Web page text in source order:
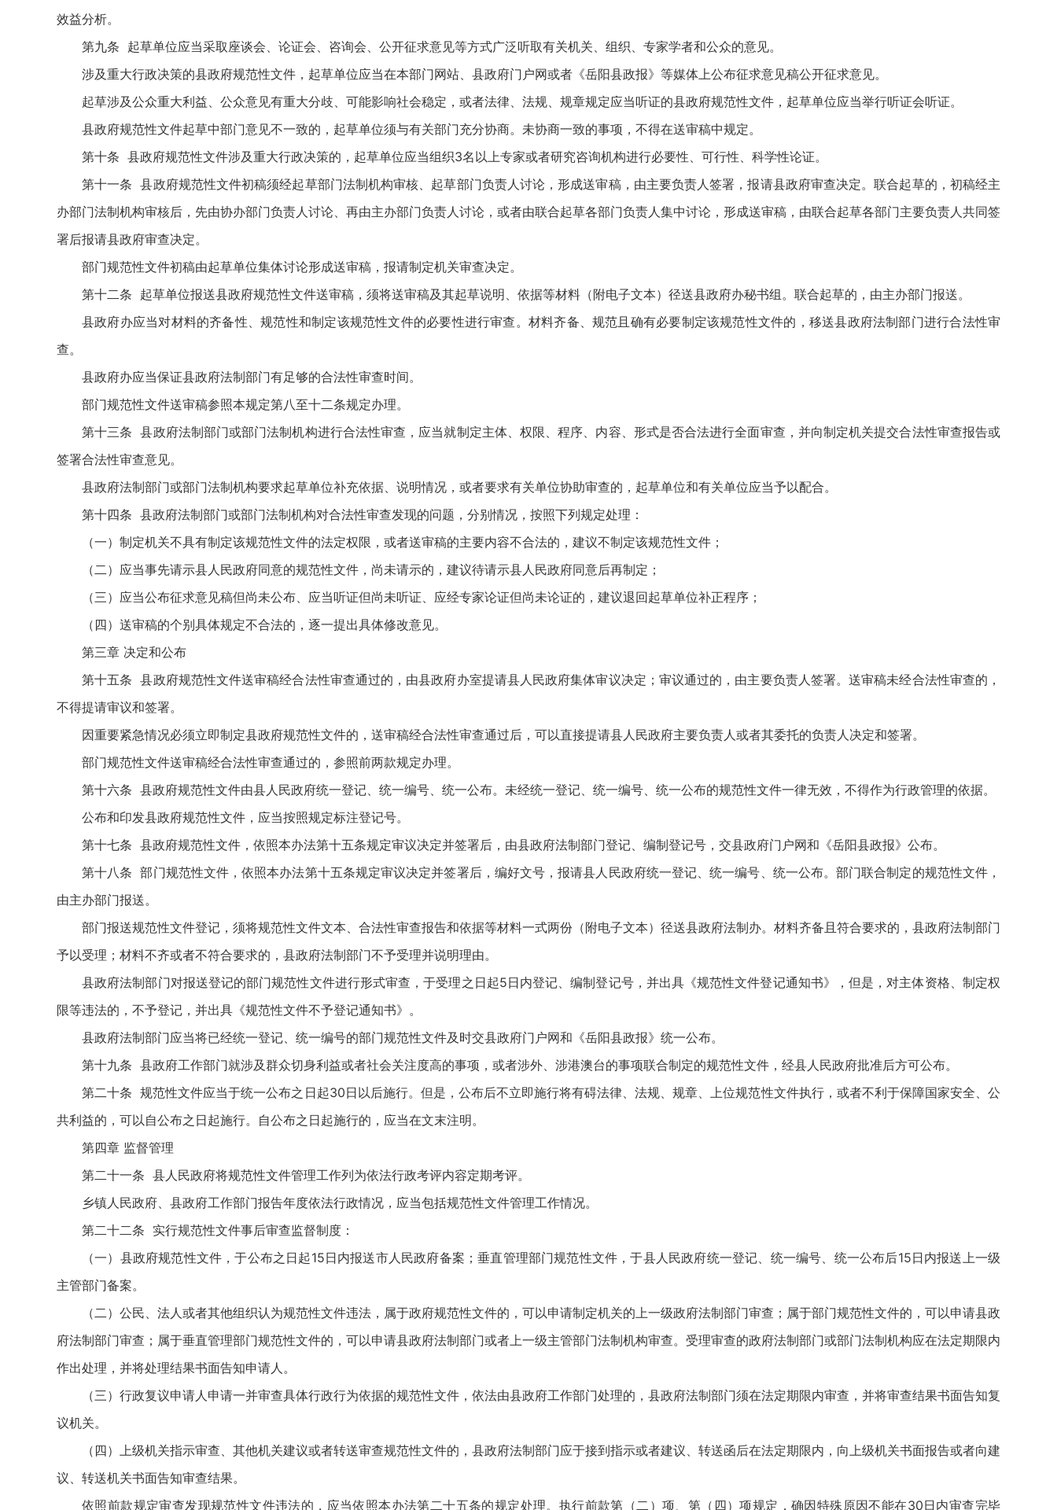
效益分析。
第九条 起草单位应当采取座谈会、论证会、咨询会、公开征求意见等方式广泛听取有关机关、组织、专家学者和公众的意见。
涉及重大行政决策的县政府规范性文件，起草单位应当在本部门网站、县政府门户网或者《岳阳县政报》等媒体上公布征求意见稿公开征求意见。
起草涉及公众重大利益、公众意见有重大分歧、可能影响社会稳定，或者法律、法规、规章规定应当听证的县政府规范性文件，起草单位应当举行听证会听证。
县政府规范性文件起草中部门意见不一致的，起草单位须与有关部门充分协商。未协商一致的事项，不得在送审稿中规定。
第十条 县政府规范性文件涉及重大行政决策的，起草单位应当组织3名以上专家或者研究咨询机构进行必要性、可行性、科学性论证。
第十一条 县政府规范性文件初稿须经起草部门法制机构审核、起草部门负责人讨论，形成送审稿，由主要负责人签署，报请县政府审查决定。联合起草的，初稿经主
办部门法制机构审核后，先由协办部门负责人讨论、再由主办部门负责人讨论，或者由联合起草各部门负责人集中讨论，形成送审稿，由联合起草各部门主要负责人共同签
署后报请县政府审查决定。
部门规范性文件初稿由起草单位集体讨论形成送审稿，报请制定机关审查决定。
第十二条 起草单位报送县政府规范性文件送审稿，须将送审稿及其起草说明、依据等材料（附电子文本）径送县政府办秘书组。联合起草的，由主办部门报送。
县政府办应当对材料的齐备性、规范性和制定该规范性文件的必要性进行审查。材料齐备、规范且确有必要制定该规范性文件的，移送县政府法制部门进行合法性审
查。
县政府办应当保证县政府法制部门有足够的合法性审查时间。
部门规范性文件送审稿参照本规定第八至十二条规定办理。
第十三条 县政府法制部门或部门法制机构进行合法性审查，应当就制定主体、权限、程序、内容、形式是否合法进行全面审查，并向制定机关提交合法性审查报告或
签署合法性审查意见。
县政府法制部门或部门法制机构要求起草单位补充依据、说明情况，或者要求有关单位协助审查的，起草单位和有关单位应当予以配合。
第十四条 县政府法制部门或部门法制机构对合法性审查发现的问题，分别情况，按照下列规定处理：
（一）制定机关不具有制定该规范性文件的法定权限，或者送审稿的主要内容不合法的，建议不制定该规范性文件；
（二）应当事先请示县人民政府同意的规范性文件，尚未请示的，建议待请示县人民政府同意后再制定；
（三）应当公布征求意见稿但尚未公布、应当听证但尚未听证、应经专家论证但尚未论证的，建议退回起草单位补正程序；
（四）送审稿的个别具体规定不合法的，逐一提出具体修改意见。
第三章 决定和公布
第十五条 县政府规范性文件送审稿经合法性审查通过的，由县政府办室提请县人民政府集体审议决定；审议通过的，由主要负责人签署。送审稿未经合法性审查的，
不得提请审议和签署。
因重要紧急情况必须立即制定县政府规范性文件的，送审稿经合法性审查通过后，可以直接提请县人民政府主要负责人或者其委托的负责人决定和签署。
部门规范性文件送审稿经合法性审查通过的，参照前两款规定办理。
第十六条 县政府规范性文件由县人民政府统一登记、统一编号、统一公布。未经统一登记、统一编号、统一公布的规范性文件一律无效，不得作为行政管理的依据。
公布和印发县政府规范性文件，应当按照规定标注登记号。
第十七条 县政府规范性文件，依照本办法第十五条规定审议决定并签署后，由县政府法制部门登记、编制登记号，交县政府门户网和《岳阳县政报》公布。
第十八条 部门规范性文件，依照本办法第十五条规定审议决定并签署后，编好文号，报请县人民政府统一登记、统一编号、统一公布。部门联合制定的规范性文件，
由主办部门报送。
部门报送规范性文件登记，须将规范性文件文本、合法性审查报告和依据等材料一式两份（附电子文本）径送县政府法制办。材料齐备且符合要求的，县政府法制部门
予以受理；材料不齐或者不符合要求的，县政府法制部门不予受理并说明理由。
县政府法制部门对报送登记的部门规范性文件进行形式审查，于受理之日起5日内登记、编制登记号，并出具《规范性文件登记通知书》，但是，对主体资格、制定权
限等违法的，不予登记，并出具《规范性文件不予登记通知书》。
县政府法制部门应当将已经统一登记、统一编号的部门规范性文件及时交县政府门户网和《岳阳县政报》统一公布。
第十九条 县政府工作部门就涉及群众切身利益或者社会关注度高的事项，或者涉外、涉港澳台的事项联合制定的规范性文件，经县人民政府批准后方可公布。
第二十条 规范性文件应当于统一公布之日起30日以后施行。但是，公布后不立即施行将有碍法律、法规、规章、上位规范性文件执行，或者不利于保障国家安全、公
共利益的，可以自公布之日起施行。自公布之日起施行的，应当在文末注明。
第四章 监督管理
第二十一条 县人民政府将规范性文件管理工作列为依法行政考评内容定期考评。
乡镇人民政府、县政府工作部门报告年度依法行政情况，应当包括规范性文件管理工作情况。
第二十二条 实行规范性文件事后审查监督制度：
（一）县政府规范性文件，于公布之日起15日内报送市人民政府备案；垂直管理部门规范性文件，于县人民政府统一登记、统一编号、统一公布后15日内报送上一级
主管部门备案。
（二）公民、法人或者其他组织认为规范性文件违法，属于政府规范性文件的，可以申请制定机关的上一级政府法制部门审查；属于部门规范性文件的，可以申请县政
府法制部门审查；属于垂直管理部门规范性文件的，可以申请县政府法制部门或者上一级主管部门法制机构审查。受理审查的政府法制部门或部门法制机构应在法定期限内
作出处理，并将处理结果书面告知申请人。
（三）行政复议申请人申请一并审查具体行政行为依据的规范性文件，依法由县政府工作部门处理的，县政府法制部门须在法定期限内审查，并将审查结果书面告知复
议机关。
（四）上级机关指示审查、其他机关建议或者转送审查规范性文件的，县政府法制部门应于接到指示或者建议、转送函后在法定期限内，向上级机关书面报告或者向建
议、转送机关书面告知审查结果。
依照前款规定审查发现规范性文件违法的，应当依照本办法第二十五条的规定处理。执行前款第（二）项、第（四）项规定，确因特殊原因不能在30日内审查完毕